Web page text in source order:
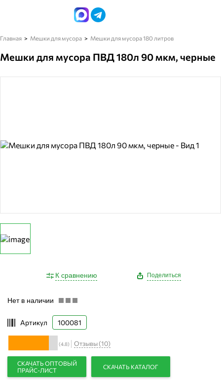
Главная Мешки для мусора Мешки для мусора 180 литров
Мешки для мусора ПВД 180л 90 мкм, черные
К сравнению Поделиться
Нет в наличии
Артикул 100081
(4.8) Отзывы (10)
СКАЧАТЬ ОПТОВЫЙ
ПРАЙС-ЛИСТ
СКАЧАТЬ КАТАЛОГ